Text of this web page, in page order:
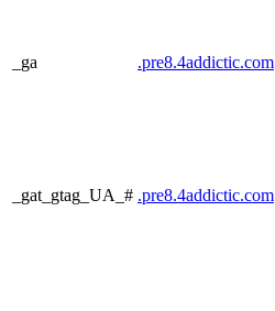
_ga .pre8.4addictic.com
_gat_gtag_UA_# .pre8.4addictic.com